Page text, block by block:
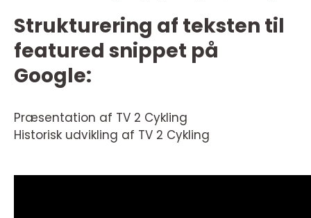
Strukturering af teksten til
featured snippet på
Google:
Præsentation af TV 2 Cykling
Historisk udvikling af TV 2 Cykling